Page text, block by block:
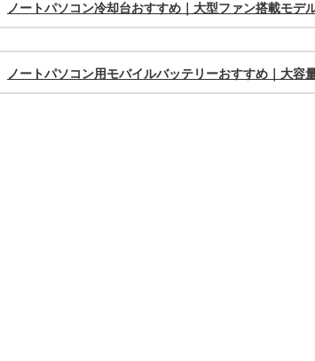
ノートパソコン冷却台おすすめ｜大型ファン搭載モデ
ノートパソコン用モバイルバッテリーおすすめ｜大容